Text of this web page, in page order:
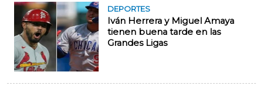
DEPORTES
Iván Herrera y Miguel Amaya
tienen buena tarde en las
Grandes Ligas